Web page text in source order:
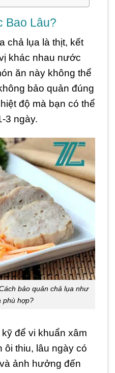
Bao Lâu?
chả lụa là thịt, kết
khác nhau nước
ăn này không thể
bảo quản đúng
độ mà bạn có thể
3 ngày.
bảo quản chả lụa như
phù hợp?
để vi khuẩn xâm
ôi thiu, lâu ngày có
ảnh hưởng đến